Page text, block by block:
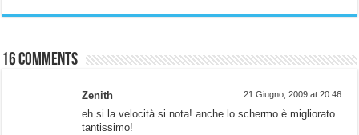
16 comments
Zenith 21 Giugno, 2009 at 20:46
eh si la velocità si nota! anche lo schermo è migliorato
tantissimo!